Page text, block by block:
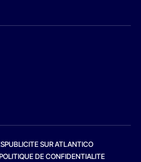
PUBLICITE SUR ATLANTICO
DE CONFIDENTIALITE